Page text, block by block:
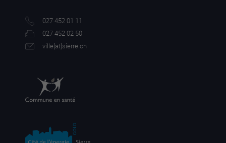
027 452 01 11
027 452 02 50
ville[at]sierre.ch